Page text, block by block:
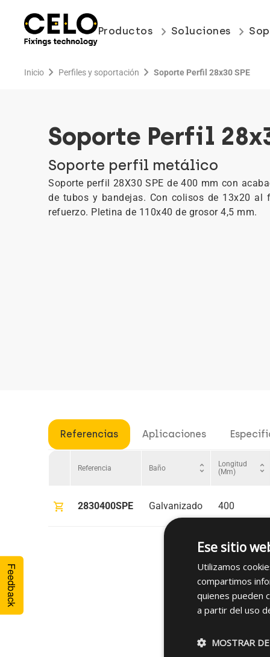
Productos keyboard_arrow_right Soluciones keyboard_arrow_right
Inicio chevron_right Perfiles y soportación chevron_right Soporte Perfil 28x30 SPE
Soporte Perfil
Soporte perfil metálico
Soporte perfil 28X30 SPE de 400 mm con
de tubos y bandejas. Con colisos de 13x20
refuerzo. Pletina de 110x40 de grosor 4,5 mm.
Referencias Aplicaciones
Referencia Baño unfold_more
Longitud
(mm)
unfold_more
shopping_cart 2830400SPE Galvanizado 400
Feedback
Ese sitio
Utilizamos
compartimos
quienes pueden
a partir del uso
MOSTRAR